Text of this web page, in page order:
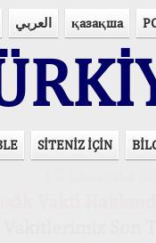
العربي қазақша
SİTENİZ İÇİN